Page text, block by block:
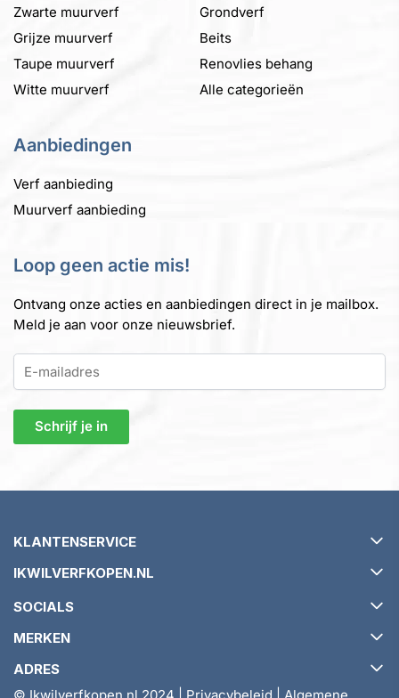
op
de
productpagina
op
de
productpagina
Zwarte muurverf
Grijze muurverf
Taupe muurverf
Witte muurverf
Grondverf
Beits
Renovlies behang
Alle categorieën
Aanbiedingen
Verf aanbieding
Muurverf aanbieding
Loop geen actie mis!
Ontvang onze acties en aanbiedingen direct in je mailbox.
Meld je aan voor onze nieuwsbrief.
KLANTENSERVICE
Retourneren en ruilen
Garantie en klachtenbeleid
Veelgestelde vragen (FAQ)
IKWILVERFKOPEN.NL
Over ikwilverfkopen.nl
Algemene voorwaarden
Tips & Tricks
SOCIALS
MERKEN
ADRES